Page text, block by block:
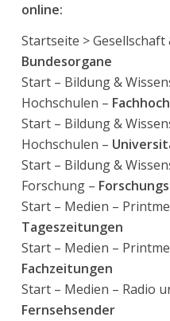
online:
Startseite > Gesellschaft
Bundesorgane
Start – Bildung &
Hochschulen –
Start – Bildung &
Hochschulen –
Start – Bildung &
Forschung –
Start – Medien –
Tageszeitungen
Start – Medien –
Fachzeitungen
Start – Medien – Radio
Fernsehsender